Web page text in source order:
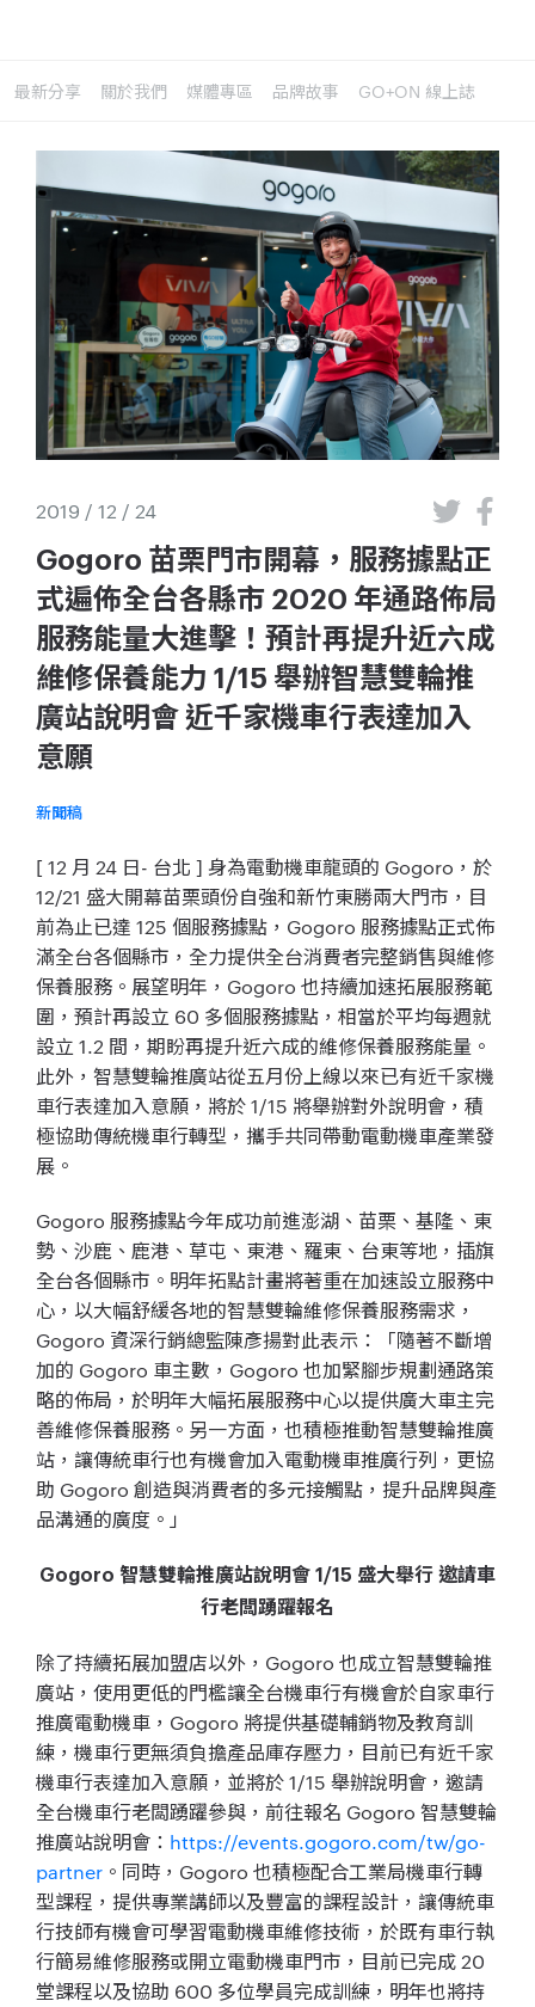
最新分享 關於我們 媒體專區 品牌故事 GO+ON 線上誌
2019 / 12 / 24
Gogoro 苗栗門市開幕，服務據點正
式遍佈全台各縣市 2020 年通路佈局
服務能量大進擊！預計再提升近六成
維修保養能力 1/15 舉辦智慧雙輪推
廣站說明會 近千家機車行表達加入
意願
新聞稿
[ 12 月 24 日- 台北 ] 身為電動機車龍頭的 Gogoro，於
12/21 盛大開幕苗栗頭份自強和新竹東勝兩大門市，目
前為止已達 125 個服務據點，Gogoro 服務據點正式佈
滿全台各個縣市，全力提供全台消費者完整銷售與維修
保養服務。展望明年，Gogoro 也持續加速拓展服務範
圍，預計再設立 60 多個服務據點，相當於平均每週就
設立 1.2 間，期盼再提升近六成的維修保養服務能量。
此外，智慧雙輪推廣站從五月份上線以來已有近千家機
車行表達加入意願，將於 1/15 將舉辦對外說明會，積
極協助傳統機車行轉型，攜手共同帶動電動機車產業發
展。
Gogoro 服務據點今年成功前進澎湖、苗栗、基隆、東
勢、沙鹿、鹿港、草屯、東港、羅東、台東等地，插旗
全台各個縣市。明年拓點計畫將著重在加速設立服務中
心，以大幅舒緩各地的智慧雙輪維修保養服務需求，
Gogoro 資深行銷總監陳彥揚對此表示：「隨著不斷增
加的 Gogoro 車主數，Gogoro 也加緊腳步規劃通路策
略的佈局，於明年大幅拓展服務中心以提供廣大車主完
善維修保養服務。另一方面，也積極推動智慧雙輪推廣
站，讓傳統車行也有機會加入電動機車推廣行列，更協
助 Gogoro 創造與消費者的多元接觸點，提升品牌與產
品溝通的廣度。」
Gogoro 智慧雙輪推廣站說明會 1/15 盛大舉行 邀請車
行老闆踴躍報名
除了持續拓展加盟店以外，Gogoro 也成立智慧雙輪推
廣站，使用更低的門檻讓全台機車行有機會於自家車行
推廣電動機車，Gogoro 將提供基礎輔銷物及教育訓
練，機車行更無須負擔產品庫存壓力，目前已有近千家
機車行表達加入意願，並將於 1/15 舉辦說明會，邀請
全台機車行老闆踴躍參與，前往報名 Gogoro 智慧雙輪
推廣站說明會： https://events.gogoro.com/tw/go-
partner 。同時，Gogoro 也積極配合工業局機車行轉
型課程，提供專業講師以及豐富的課程設計，讓傳統車
行技師有機會可學習電動機車維修技術，於既有車行執
行簡易維修服務或開立電動機車門市，目前已完成 20
堂課程以及協助 600 多位學員完成訓練，明年也將持